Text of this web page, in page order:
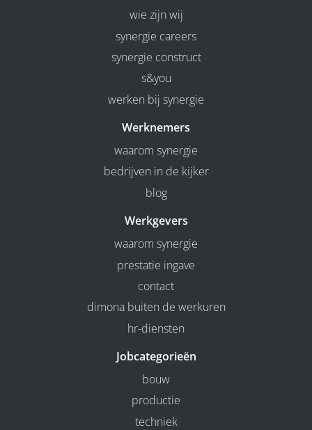
wie zijn wij
synergie careers
synergie construct
s&you
werken bij synergie
Werknemers
waarom synergie
bedrijven in de kijker
blog
Werkgevers
waarom synergie
prestatie ingave
contact
dimona buiten de werkuren
hr-diensten
Jobcategorieën
bouw
productie
techniek